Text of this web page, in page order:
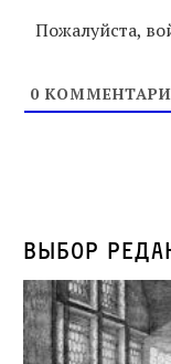
Пожалуйста,
0
Выбор